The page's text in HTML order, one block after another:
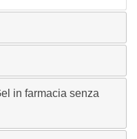
in farmacia senza